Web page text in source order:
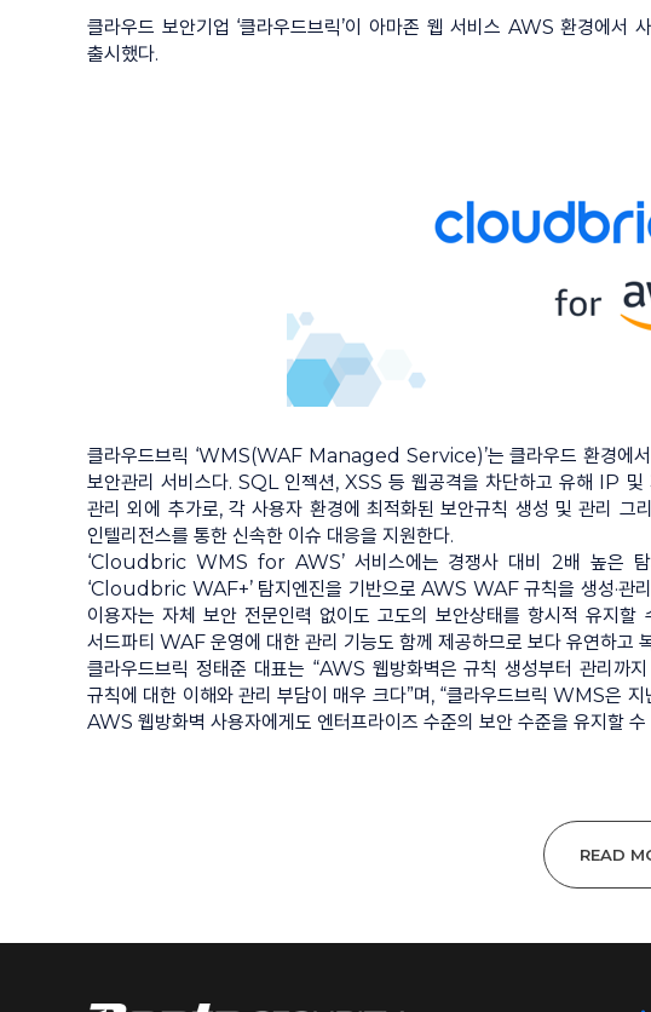
클라우드 보안기업 ‘클라우드브릭’이 아마존 웹 서비스 AWS 환경
출시했다.
클라우드브릭 ‘WMS(WAF Managed Service)’는 클라우드 환경에서
보안관리 서비스다. SQL 인젝션, XSS 등 웹공격을 차단하고 유해 IP
관리 외에 추가로, 각 사용자 환경에 최적화된 보안규칙 생성 및 관리 그
인텔리전스를 통한 신속한 이슈 대응을 지원한다.
‘Cloudbric WMS for AWS’ 서비스에는 경쟁사 대비 2배 높은 탐
‘Cloudbric WAF+’ 탐지엔진을 기반으로 AWS WAF 규칙을 생성·관
이용자는 자체 보안 전문인력 없이도 고도의 보안상태를 항시적 유지
서드파티 WAF 운영에 대한 관리 기능도 함께 제공하므로 보다 유연하고
클라우드브릭 정태준 대표는 “AWS 웹방화벽은 규칙 생성부터 관리까
규칙에 대한 이해와 관리 부담이 매우 크다”며, “클라우드브릭 WMS은
AWS 웹방화벽 사용자에게도 엔터프라이즈 수준의 보안 수준을 유지할
READ